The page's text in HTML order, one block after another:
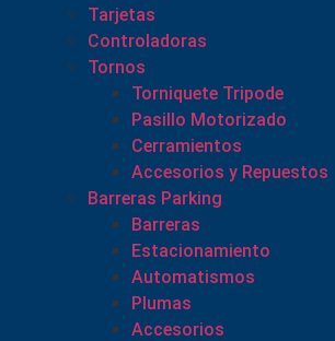
Tarjetas
Controladoras
Tornos
Torniquete Tripode
Pasillo Motorizado
Cerramientos
Accesorios y Repuestos
Barreras Parking
Barreras
Estacionamiento
Automatismos
Plumas
Accesorios